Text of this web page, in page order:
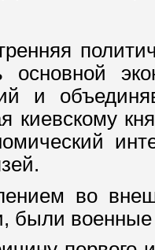
основной
и
киевскому
во
были